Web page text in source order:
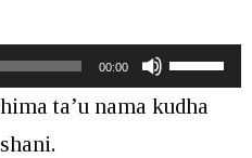
00:00
Use
Up/Down
ta’u nama kudha